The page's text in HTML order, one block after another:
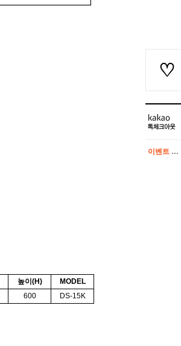
이벤트
높이(H)
MODEL
600 DS-15K